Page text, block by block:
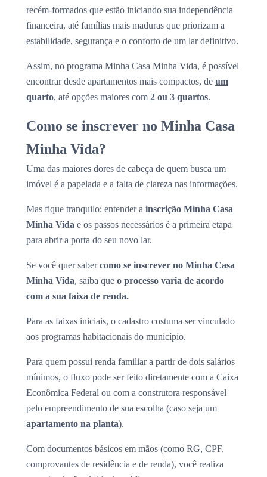
recém-formados que estão iniciando sua independência
financeira, até famílias mais maduras que priorizam a
estabilidade, segurança e o conforto de um lar definitivo.
Assim, no programa Minha Casa Minha Vida, é possível
encontrar desde apartamentos mais compactos, de um
quarto, até opções maiores com 2 ou 3 quartos.
Como se inscrever no Minha Casa
Minha Vida?
Uma das maiores dores de cabeça de quem busca um
imóvel é a papelada e a falta de clareza nas informações.
Mas fique tranquilo: entender a inscrição Minha Casa
Minha Vida e os passos necessários é a primeira etapa
para abrir a porta do seu novo lar.
Se você quer sabercomo se inscrever no Minha Casa
Minha Vida, saiba que o processo varia de acordo
com a sua faixa de renda.
Para as faixas iniciais, o cadastro costuma ser vinculado
aos programas habitacionais do município.
Para quem possui renda familiar a partir de dois salários
mínimos, o fluxo pode ser feito diretamente com a Caixa
Econômica Federal ou com a construtora responsável
pelo empreendimento de sua escolha (caso seja um
apartamento na planta).
Com documentos básicos em mãos (como RG, CPF,
comprovantes de residência e de renda), você realiza